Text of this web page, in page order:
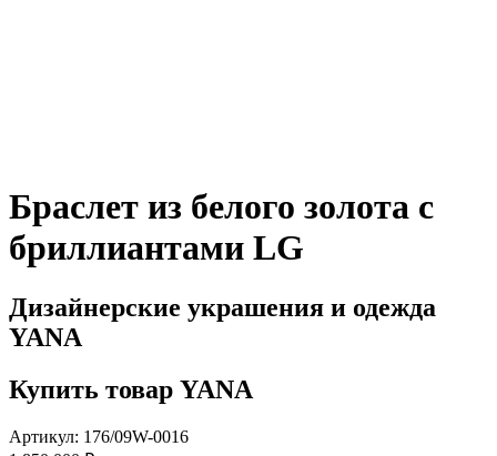
Браслет из белого золота с
бриллиантами LG
Дизайнерские украшения и одежда
YANA
Купить товар YANA
Артикул: 176/09W-0016